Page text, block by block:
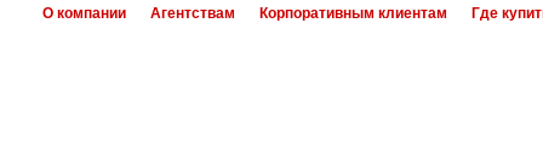
О компании Агентствам Корпоративным клиентам Где